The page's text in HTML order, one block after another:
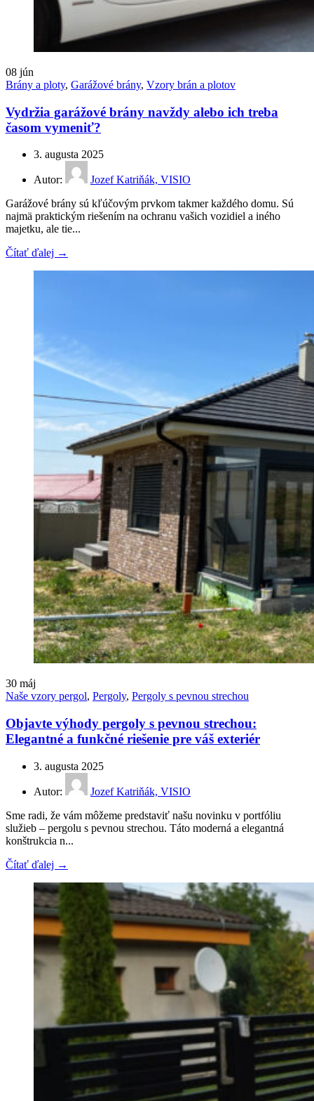
08 jún
Brány a ploty, Garážové brány, Vzory brán a plotov
Vydržia garážové brány navždy alebo ich treba
časom vymeniť?
3. augusta 2025
Autor:
Jozef Katriňák, VISIO
Garážové brány sú kľúčovým prvkom takmer každého domu. Sú
najmä praktickým riešením na ochranu vašich vozidiel a iného
majetku, ale tie...
Čítať ďalej →
30 máj
Naše vzory pergol, Pergoly, Pergoly s pevnou strechou
Objavte výhody pergoly s pevnou strechou:
Elegantné a funkčné riešenie pre váš exteriér
3. augusta 2025
Autor:
Jozef Katriňák, VISIO
Sme radi, že vám môžeme predstaviť našu novinku v portfóliu
služieb – pergolu s pevnou strechou. Táto moderná a elegantná
konštrukcia n...
Čítať ďalej →